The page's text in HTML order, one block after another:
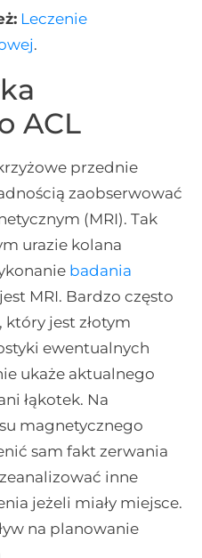
Leczenie
.
ACL
przednie
zaobserwować
(MRI). Tak
urazie kolana
badania
MRI. Bardzo często
, który jest złotym
ewentualnych
ukaże aktualnego
łąkotek. Na
magnetycznego
sam fakt zerwania
inne
jeżeli miały miejsce.
na planowanie